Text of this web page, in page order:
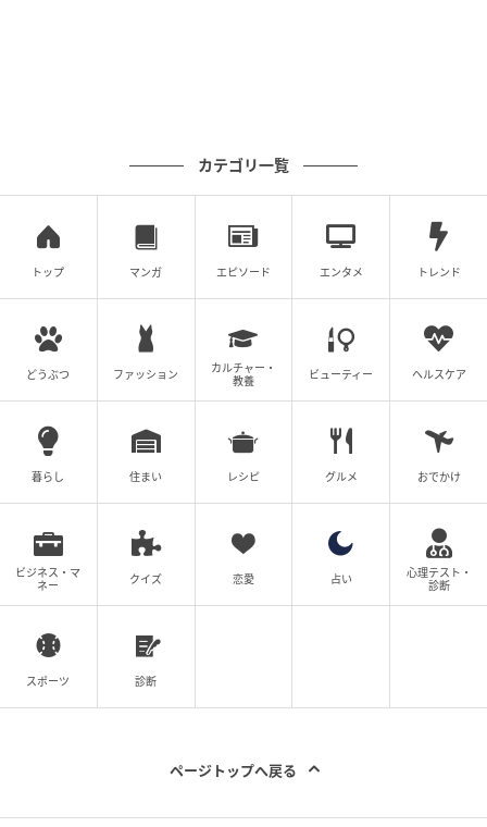
カテゴリ一覧
トップ マンガ エピソード エンタメ トレンド
どうぶつ ファッション
カルチャー・
教養
ビューティー ヘルスケア
暮らし 住まい レシピ グルメ おでかけ
ビジネス・マ
ネー
クイズ 恋愛 占い
心理テスト・
診断
スポーツ 診断
ページトップへ戻る